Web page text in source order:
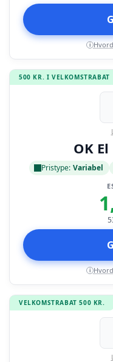
i
500 KR. I VELKOMSTRABAT
OK
Pristype: Variabel
i
VELKOMSTRABAT 500 KR.